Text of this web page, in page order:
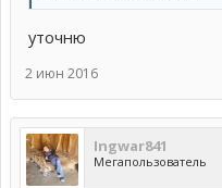
уточню
2 июн 2016
Ingwar841
Мегапользователь